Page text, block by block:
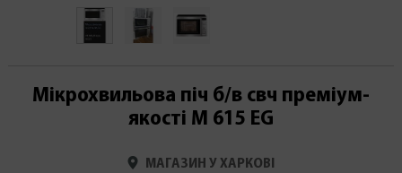
Мікрохвильова піч б/в свч преміум-
якості M 615 EG
МАГАЗИН У ХАРКОВІ